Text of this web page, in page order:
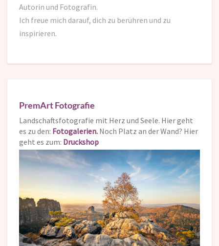
Autorin und Fotografin.
Ich freue mich darauf, dich zu berühren und zu
inspirieren.
PremArt Fotografie
Landschaftsfotografie mit Herz und Seele. Hier geht
es zu den: Fotogalerien. Noch Platz an der Wand? Hier
geht es zum: Druckshop